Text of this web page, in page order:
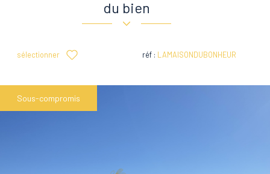
du bien
sélectionner réf : LAMAISONDUBONHEUR
Sous-compromis